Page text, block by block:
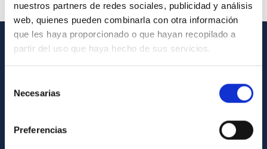
nuestros partners de redes sociales, publicidad y análisis
web, quienes pueden combinarla con otra información
que les haya proporcionado o que hayan recopilado a
partir del uso que haya hecho de sus servicios.
Necesarias
Preferencias
INFORMACIÓN GENERAL